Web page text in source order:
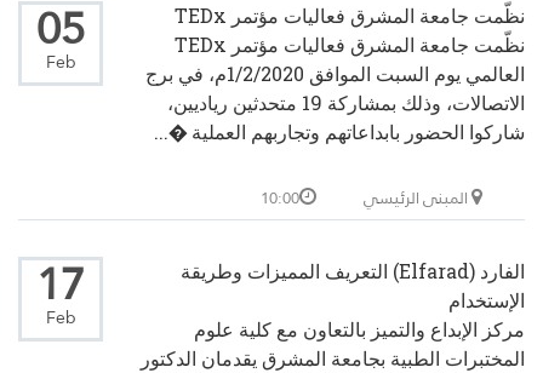
05
Feb
نظّمت جامعة المشرق فعاليات مؤتمر TEDx
نظّمت جامعة المشرق فعاليات مؤتمر TEDx
العالمي يوم السبت الموافق 1/2/2020م، في برج
الاتصالات، وذلك بمشاركة 19 متحدثين رياديين،
شاركوا الحضور بابداعاتهم وتجاربهم العملية �...
المبنى الرئيسي 10:00
17
Feb
الفارد (Elfarad) التعريف المميزات وطريقة
الإستخدام
مركز الإبداع والتميز بالتعاون مع كلية علوم
المختبرات الطبية بجامعة المشرق يقدمان الدكتور